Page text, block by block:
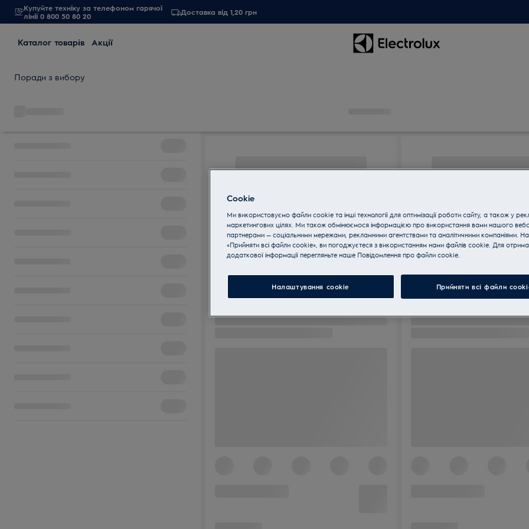
Купуйте техніку за телефоном гарячої
лінії 0 800 50 80 20
Доставка від 1,20 грн
Каталог товарів Акції
Поради з вибору
Cookie
Ми використовуємо файли cookie та інші технології для оптимізації роботи сайту, а також у
маркетингових цілях. Ми також обмінюємося інформацією про використання вами нашого
партнерами — соціальними мережами, рекламними агентствами та аналітичними компаніями.
«Прийняти всі файли cookie», ви погоджуєтеся з використанням нами файлів cookie. Для
додаткової інформації перегляньте наше Пoвідомлення прo файли cookie.
Налаштування cookie Прийняти всі файли